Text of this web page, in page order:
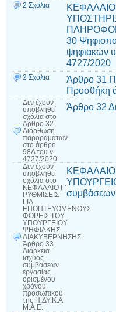
2 Σχόλια
ΚΕΦΑΛΑΙΟ
30
ψηφιακών
4727/2020
2 Σχόλια
Άρθρο 31
Προσθήκη
Δεν έχουν
υποβληθεί
σχόλια στο
Άρθρο 32
Διόρθωση
παροραμάτων
στο άρθρο
98Δ του ν.
4727/2020
Άρθρο 32
Δεν έχουν
υποβληθεί
σχόλια στο
ΚΕΦΑΛΑΙΟ Γ’
ΡΥΘΜΙΣΕΙΣ
ΓΙΑ
ΕΠΟΠΤΕΥΟΜΕΝΟΥΣ
ΦΟΡΕΙΣ ΤΟΥ
ΥΠΟΥΡΓΕΙΟΥ
ΨΗΦΙΑΚΗΣ
ΔΙΑΚΥΒΕΡΝΗΣΗΣ
Άρθρο 33
Διάρκεια
ισχύος
συμβάσεων
εργασίας
ορισμένου
χρόνου
προσωπικού
της Η.ΔΥ.Κ.Α.
Μ.Α.Ε.
συμβάσεων